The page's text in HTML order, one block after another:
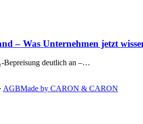
– Was Unternehmen jetzt
Bepreisung deutlich an –…
· AGBMade by CARON & CARON